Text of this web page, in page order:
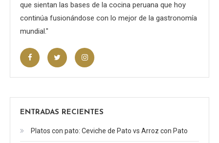
que sientan las bases de la cocina peruana que hoy
continúa fusionándose con lo mejor de la gastronomía
mundial."
ENTRADAS RECIENTES
Platos con pato: Ceviche de Pato vs Arroz con Pato